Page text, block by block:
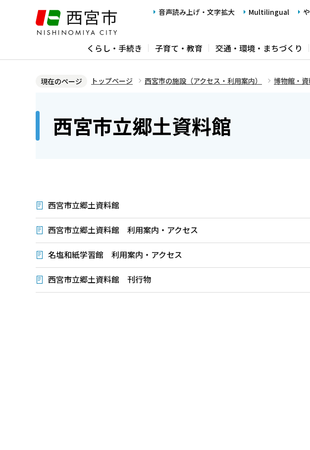
ジ
音声読み上げ・文字拡大 Multilingual
くらし・手続き 子育て・教育 交通・環境・まちづくり
現在のページ トップページ 西宮市の施設（アクセス・利用案内） 博物館・
西宮市立郷土資料館
西宮市立郷土資料館
西宮市立郷土資料館 利用案内・アクセス
名塩和紙学習館 利用案内・アクセス
西宮市立郷土資料館 刊行物